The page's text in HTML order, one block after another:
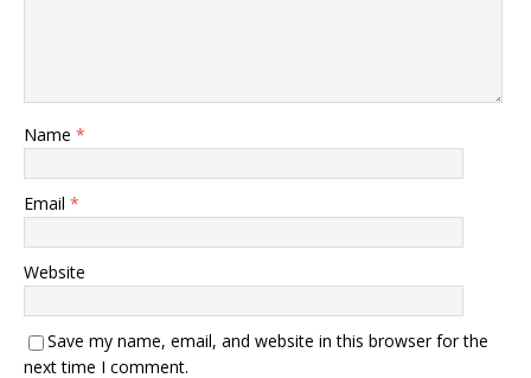
Name *
Email *
Website
Save my name, email, and website in this browser for the
next time I comment.